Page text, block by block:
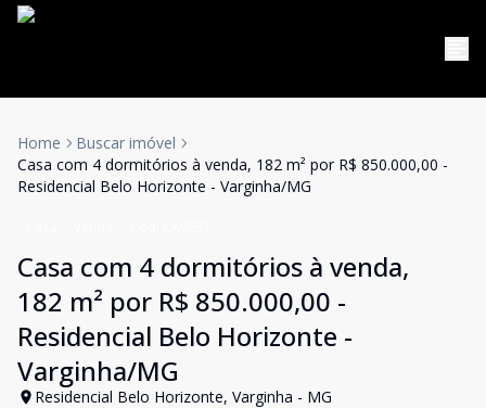
Home
Buscar imóvel
Casa com 4 dormitórios à venda, 182 m² por R$ 850.000,00 -
Residencial Belo Horizonte - Varginha/MG
Casa com 4 dormitórios à venda,
182 m² por R$ 850.000,00 -
Residencial Belo Horizonte -
Varginha/MG
Residencial Belo Horizonte, Varginha - MG